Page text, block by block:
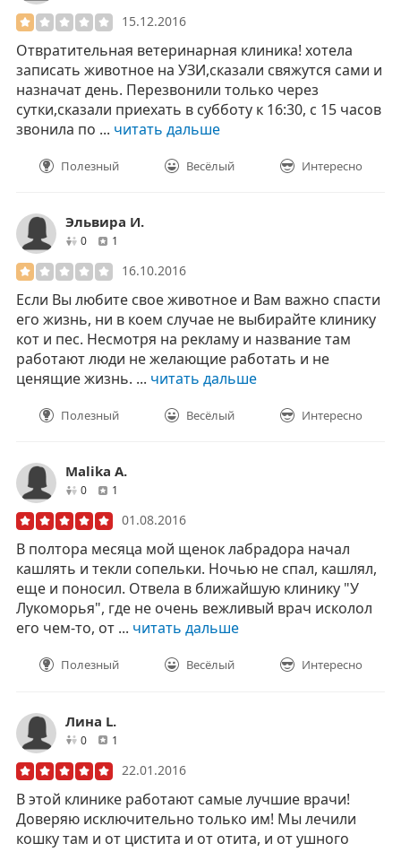
15.12.2016
Отвратительная ветеринарная клиника! хотела
записать животное на УЗИ,сказали свяжутся сами и
назначат день. Перезвонили только через
сутки,сказали приехать в субботу к 16:30, с 15 часов
звонила по ... читать дальше
Полезный Весёлый Интересно
Эльвира И.
0друзей1
16.10.2016
Если Вы любите свое животное и Вам важно спасти
его жизнь, ни в коем случае не выбирайте клинику
кот и пес. Несмотря на рекламу и название там
работают люди не желающие работать и не
ценящие жизнь. ... читать дальше
Полезный Весёлый Интересно
Malika A.
0друзей1
01.08.2016
В полтора месяца мой щенок лабрадора начал
кашлять и текли сопельки. Ночью не спал, кашлял,
еще и поносил. Отвела в ближайшую клинику "У
Лукоморья", где не очень вежливый врач исколол
его чем-то, от ... читать дальше
Полезный Весёлый Интересно
Лина L.
0друзей1
22.01.2016
В этой клинике работают самые лучшие врачи!
Доверяю исключительно только им! Мы лечили
кошку там и от цистита и от отита, и от ушного